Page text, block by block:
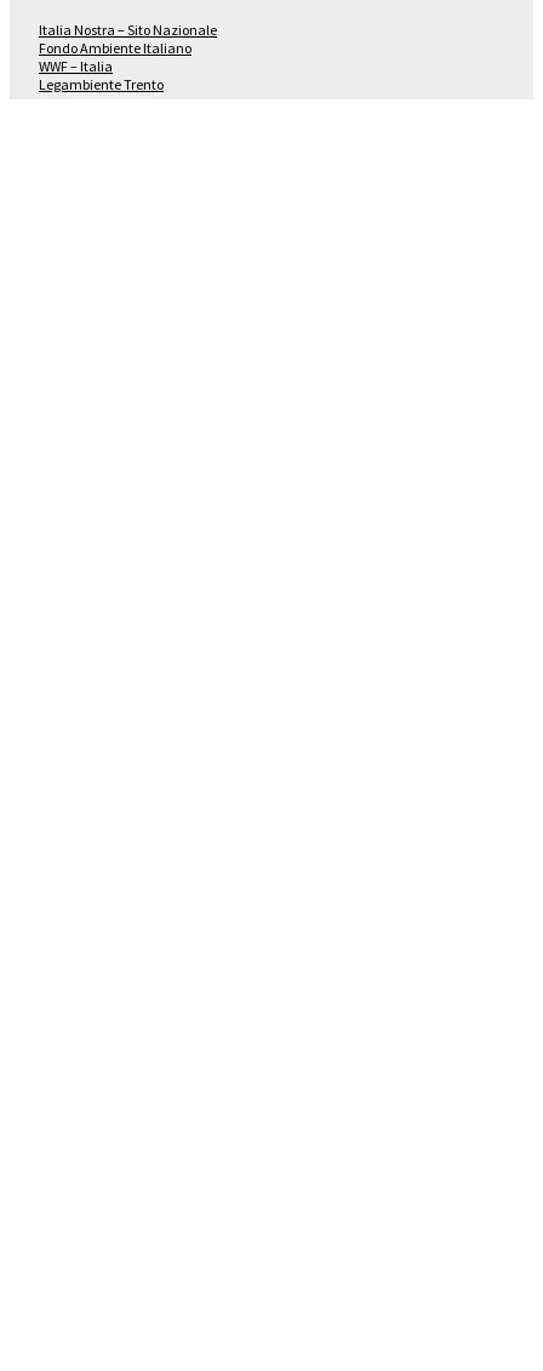
Italia Nostra – Sito Nazionale
Fondo Ambiente Italiano
WWF – Italia
Legambiente Trento